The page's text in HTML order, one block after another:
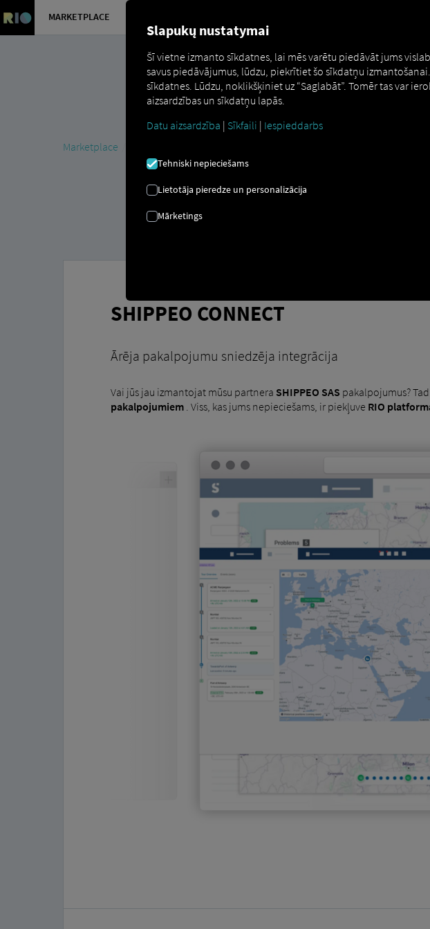
MARKETPLACE
Marketplace
SHIPPEO CONNECT
Ārēja pakalpojumu sniedzēja integrācija
Vai jūs jau izmantojat mūsu partnera SHIPPEO SAS pakalpojumus?
pakalpojumiem. Viss, kas jums nepieciešams, ir piekļuve RIO
Slapukų nustatymai
Šī vietne izmanto sīkdatnes, lai mēs varētu piedāvāt jums
savus piedāvājumus, lūdzu, piekrītiet šo sīkdatņu
sīkdatnes. Lūdzu, noklikšķiniet uz “Saglabāt”. Tomēr tas var
aizsardzības un sīkdatņu lapās.
Datu aizsardzība | Sīkfaili | Iespieddarbs
Tehniski nepieciešams
Lietotāja pieredze un personalizācija
Mārketings